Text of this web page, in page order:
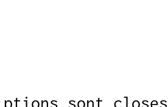
sont closes